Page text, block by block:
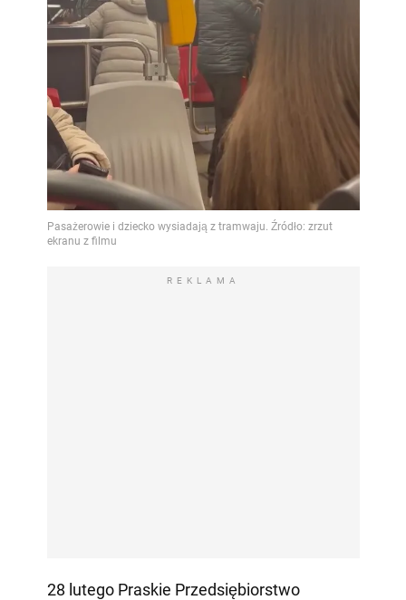
REKLAMA
28 lutego Praskie Przedsiębiorstwo